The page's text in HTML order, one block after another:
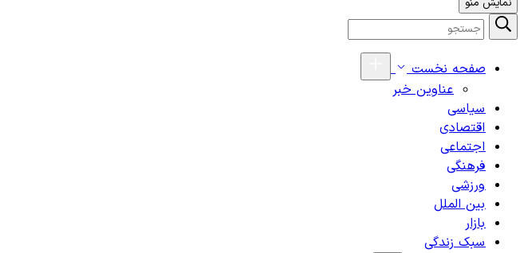
نمایش منو
صفحه نخست
عناوین خبر
سیاسی
اقتصادی
اجتماعی
فرهنگی
ورزشی
بین الملل
بازار
سبک زندگی